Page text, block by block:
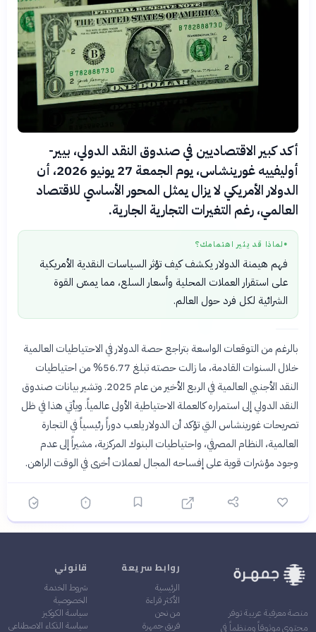
أكد كبير الاقتصاديين في صندوق النقد الدولي، بيير-
أوليفييه غورينشاس، يوم الجمعة 27 يونيو 2026، أن
الدولار الأمريكي لا يزال يمثل المحور الأساسي للاقتصاد
العالمي، رغم التغيرات التجارية الجارية.
● لماذا قد يثير اهتمامك؟
فهم هيمنة الدولار يكشف كيف تؤثر السياسات النقدية الأمريكية
على استقرار العملات المحلية وأسعار السلع، مما يمسّ القوة
الشرائية لكل فرد حول العالم.
بالرغم من التوقعات الواسعة بتراجع حصة الدولار في الاحتياطيات العالمية
خلال السنوات القادمة، ما زالت حصته تبلغ 56.77% من احتياطيات
النقد الأجنبي العالمية في الربع الأخير من عام 2025. وتشير بيانات صندوق
النقد الدولي إلى استمراره كالعملة الاحتياطية الأولى عالمياً. ويأتي هذا في ظل
تصريحات غورينشاس التي تؤكد أن الدولار يلعب دوراً رئيسياً في التجارة
العالمية، النظام المصرفي، واحتياطيات البنوك المركزية، مشيراً إلى عدم
وجود مؤشرات قوية على إفساحه المجال لعملات أخرى في الوقت الراهن.
منصة معرفية عربية توفر
محتوى موثوقاً ومنظماً في
روابط سريعة
الرئيسية
الأكثر قراءة
من نحن
فريق جمهرة
قانوني
شروط الخدمة
الخصوصية
سياسة الكوكيز
سياسة الذكاء الاصطناعي